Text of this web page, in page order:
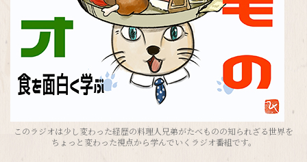
このラジオは少し変わった経歴の料理人兄弟がたべものの知られざる世界を
ちょっと変わった視点から学んでいくラジオ番組です。